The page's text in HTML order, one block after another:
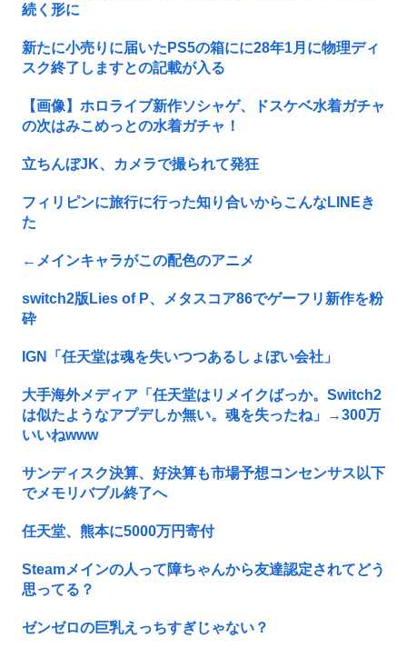
続く形に
新たに小売りに届いたPS5の箱にに28年1月に物理ディ
スク終了しますとの記載が入る
【画像】ホロライブ新作ソシャゲ、ドスケベ水着ガチャ
の次はみこめっとの水着ガチャ！
立ちんぼJK、カメラで撮られて発狂
フィリピンに旅行に行った知り合いからこんなLINEき
た
←メインキャラがこの配色のアニメ
switch2版Lies of P、メタスコア86でゲーフリ新作を粉
砕
IGN「任天堂は魂を失いつつあるしょぼい会社」
大手海外メディア「任天堂はリメイクばっか。Switch2
は似たようなアプデしか無い。魂を失ったね」→300万
いいねwww
サンディスク決算、好決算も市場予想コンセンサス以下
でメモリバブル終了へ
任天堂、熊本に5000万円寄付
Steamメインの人って障ちゃんから友達認定されてどう
思ってる？
ゼンゼロの巨乳えっちすぎじゃない？